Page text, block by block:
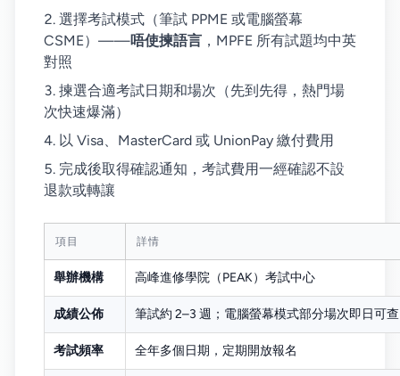
選擇考試模式（筆試 PPME 或電腦螢幕
CSME）——唔使揀語言 ，MPFE 所有試題均中英
對照
揀選合適考試日期和場次（先到先得，熱門場
次快速爆滿）
以 Visa、MasterCard 或 UnionPay 繳付費用
完成後取得確認通知，考試費用一經確認不設
退款或轉讓
項目 詳情
舉辦機構 高峰進修學院（PEAK）考試中心
成績公佈 筆試約 2–3 週；電腦螢幕模式部分場次即日可查
考試頻率 全年多個日期，定期開放報名